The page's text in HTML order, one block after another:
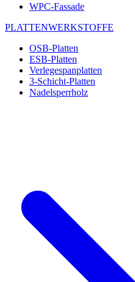
WPC-Fassade
PLATTENWERKSTOFFE
OSB-Platten
ESB-Platten
Verlegespanplatten
3-Schicht-Platten
Nadelsperrholz